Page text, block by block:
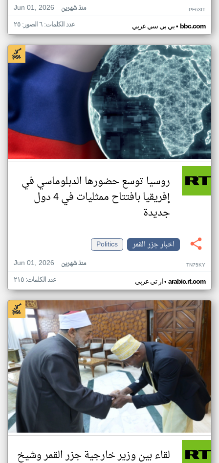
Jun 01, 2026
منذ شهرين PF63IT
بي بي سي عربي• bbc.com عدد الكلمات: ٦ الصور: ٢٥
روسيا توسع حضورها الدبلوماسي في
إفريقيا بافتتاح ممثليات في 4 دول
جديدة
اخبار جزر القمر
Politics
Jun 01, 2026
منذ شهرين TN75KY
ار تي عربي• arabic.rt.com عدد الكلمات: ٢١٥
لقاء بين وزير خارجية جزر القمر وشيخ